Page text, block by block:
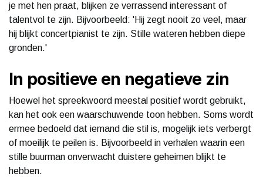
je met hen praat, blijken ze verrassend interessant of
talentvol te zijn. Bijvoorbeeld: 'Hij zegt nooit zo veel, maar
hij blijkt concertpianist te zijn. Stille wateren hebben diepe
gronden.'
In positieve en negatieve zin
Hoewel het spreekwoord meestal positief wordt gebruikt,
kan het ook een waarschuwende toon hebben. Soms wordt
ermee bedoeld dat iemand die stil is, mogelijk iets verbergt
of moeilijk te peilen is. Bijvoorbeeld in verhalen waarin een
stille buurman onverwacht duistere geheimen blijkt te
hebben.